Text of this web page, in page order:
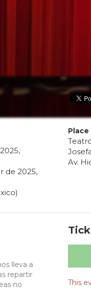
2025,
de 2025,
Place
Av.
lleva a
repartir
no
This